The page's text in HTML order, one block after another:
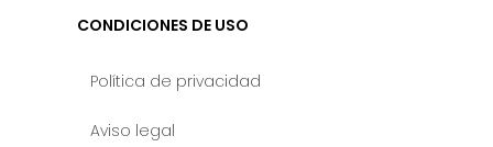
CONDICIONES DE USO
Política de privacidad
Aviso legal